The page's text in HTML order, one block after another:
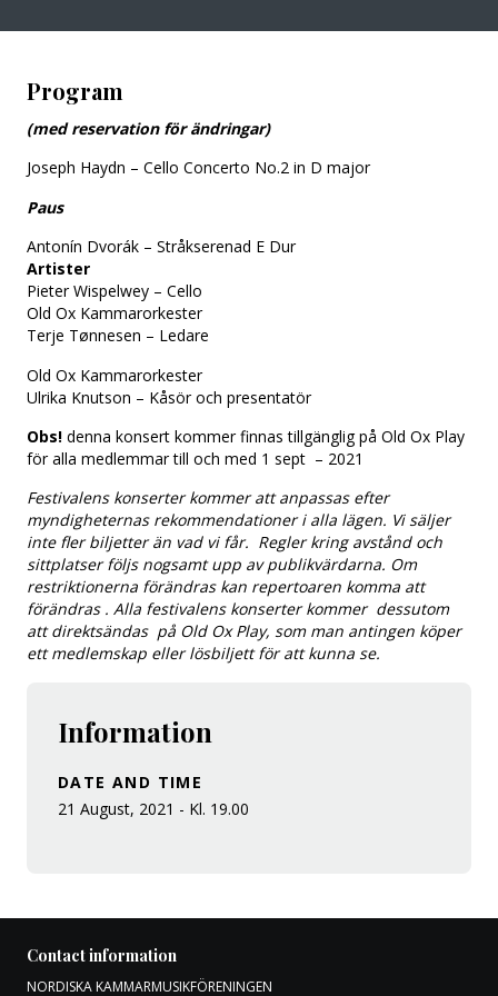
Program
(med reservation för ändringar)
Joseph Haydn – Cello Concerto No.2 in D major
Paus
Antonín Dvorák – Stråkserenad E Dur
Artister
Pieter Wispelwey – Cello
Old Ox Kammarorkester
Terje Tønnesen – Ledare
Old Ox Kammarorkester
Ulrika Knutson – Kåsör och presentatör
Obs! denna konsert kommer finnas tillgänglig på Old Ox Play
för alla medlemmar till och med 1 sept – 2021
Festivalens konserter kommer att anpassas efter
myndigheternas rekommendationer i alla lägen. Vi säljer
inte fler biljetter än vad vi får. Regler kring avstånd och
sittplatser följs nogsamt upp av publikvärdarna. Om
restriktionerna förändras kan repertoaren komma att
förändras . Alla festivalens konserter kommer dessutom
att direktsändas på Old Ox Play, som man antingen köper
ett medlemskap eller lösbiljett för att kunna se.
Information
DATE AND TIME
21 August, 2021 - Kl. 19.00
Contact information
NORDISKA KAMMARMUSIKFÖRENINGEN